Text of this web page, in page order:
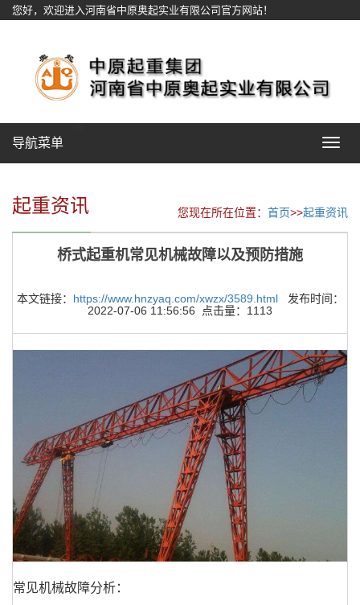
您好，欢迎进入河南省中原奥起实业有限公司官方网站！
Toggle
导航菜单
起重资讯 您现在所在位置： 首页>>起重资讯
桥式起重机常见机械故障以及预防措施
本文链接： https://www.hnzyaq.com/xwzx/3589.html发布时间：
2022-07-06 11:56:56 点击量：1113
常见机械故障分析：